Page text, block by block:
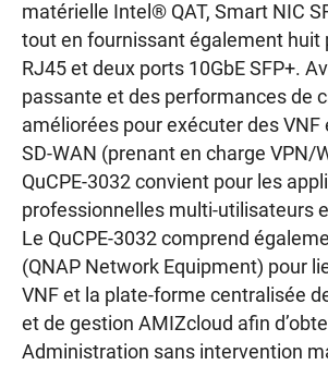
matérielle Intel® QAT, Smart NIC
tout en fournissant également huit
RJ45 et deux ports 10GbE SFP+.
passante et des performances de
améliorées pour exécuter des VNF
SD-WAN (prenant en charge VPN/
QuCPE-3032 convient pour les
professionnelles multi-utilisateurs
Le QuCPE-3032 comprend
(QNAP Network Equipment) pour
VNF et la plate-forme centralisée
et de gestion AMIZcloud afin
Administration sans intervention